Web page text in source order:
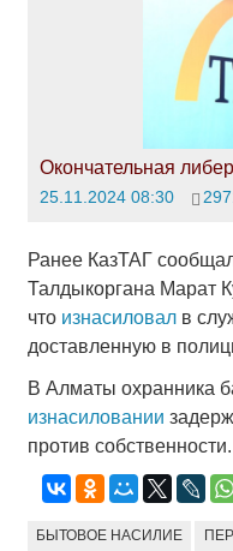
Окончательная
25.11.2024 08:30
Ранее КазТАГ
Талдыкоргана Марат
что изнасиловалв
доставленную в
В Алматы охранника
изнасиловании
против собственности.
БЫТОВОЕ НАСИЛИЕ